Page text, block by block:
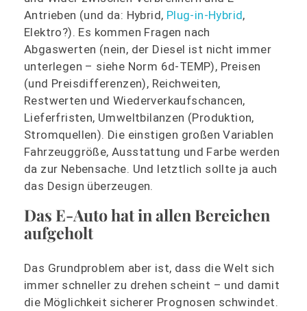
Antrieben (und da: Hybrid, Plug-in-Hybrid,
Elektro?). Es kommen Fragen nach
Abgaswerten (nein, der Diesel ist nicht immer
unterlegen – siehe Norm 6d-TEMP), Preisen
(und Preisdifferenzen), Reichweiten,
Restwerten und Wiederverkaufschancen,
Lieferfristen, Umweltbilanzen (Produktion,
Stromquellen). Die einstigen großen Variablen
Fahrzeuggröße, Ausstattung und Farbe werden
da zur Nebensache. Und letztlich sollte ja auch
das Design überzeugen.
Das E-Auto hat in allen Bereichen
aufgeholt
Das Grundproblem aber ist, dass die Welt sich
immer schneller zu drehen scheint – und damit
die Möglichkeit sicherer Prognosen schwindet.